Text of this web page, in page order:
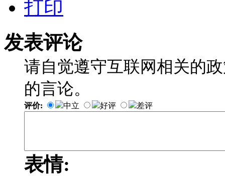
打印
发表评论
请自觉遵守互联网相关的
的言论。
评价: 中立 好评 差评
表情: